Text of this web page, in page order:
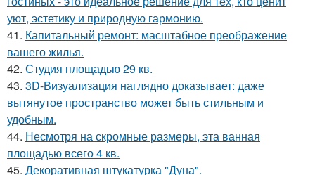
уют, эстетику и природную гармонию.
41. Капитальный ремонт: масштабное преображение
вашего жилья.
42. Студия площадью 29 кв.
43. 3D-Визуализация наглядно доказывает: даже
вытянутое пространство может быть стильным и
удобным.
44. Несмотря на скромные размеры, эта ванная
площадью всего 4 кв.
45. Декоративная штукатурка "Дуна".